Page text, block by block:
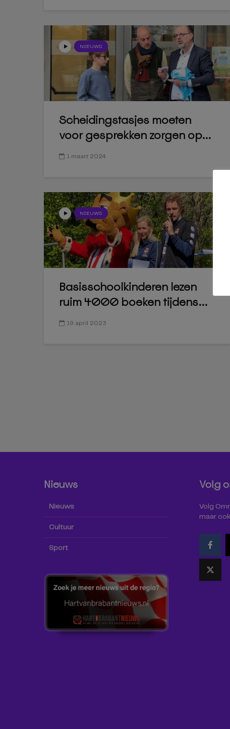
NIEUWS
Scheidingstasjes moeten
voor gesprekken zorgen op...
1 maart 2024
NIEUWS
Basisschoolkinderen lezen
ruim 4000 boeken tijdens...
19 april 2023
Nieuws
Nieuws
Cultuur
Sport
Volg
Volg
maar